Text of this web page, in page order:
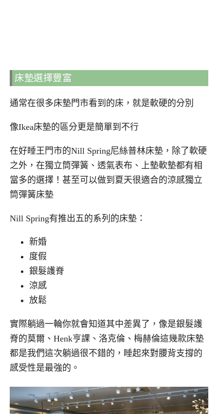
床墊選擇豐富
通常在很多床墊門市看到的床，就是軟硬的分別
像Ikea床墊的區分更是簡單到不行
在好睡王門市的Nill Spring尼絲普林床墊，除了軟硬
之外，在獨立筒彈簧、透氣表布、上墊軟墊都有相
當多的選擇！甚至可以做到夏天很適合的涼感獨立
筒彈簧床墊
Nill Spring有推出五的系列的床墊：
新婚
度假
銀髮護脊
涼感
放鬆
實際躺過一輪你就會知道其中差異了，像是銀髮護
脊的莫爾、Henk亨課、洛克倫、梅赫倫這幾款床墊
都是我們這次躺過很不錯的，睡起來對腰背支撐的
感受性是最強的。